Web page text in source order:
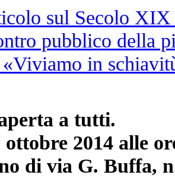
sul Secolo XIX
pubblico della
«Viviamo in
a tutti.
2014 alle
di via G. Buffa,